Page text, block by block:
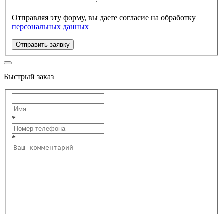
Отправляя эту форму, вы даете согласие на обработку
персональных данных
Отправить заявку
Быстрый заказ
*
*